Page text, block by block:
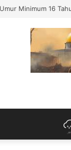
Minimum 16